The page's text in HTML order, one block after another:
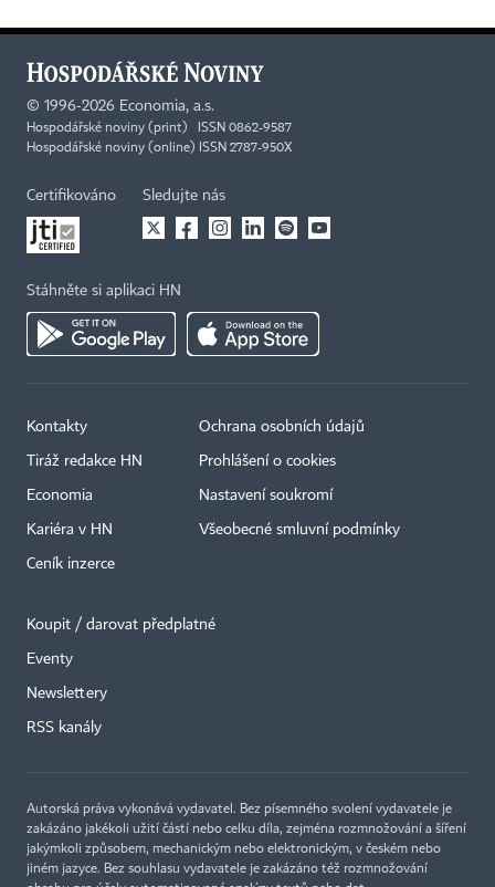
© 1996-2026 Economia, a.s.
Hospodářské noviny (print) ISSN 0862-9587
Hospodářské noviny (online) ISSN 2787-950X
Certifikováno Sledujte nás
Stáhněte si aplikaci HN
Kontakty
Tiráž redakce HN
Economia
Kariéra v HN
Ceník inzerce
Ochrana osobních údajů
Prohlášení o cookies
Nastavení soukromí
Všeobecné smluvní podmínky
Koupit / darovat předplatné
Eventy
Newslettery
RSS kanály
Autorská práva vykonává vydavatel. Bez písemného svolení vydavatele je
zakázáno jakékoli užití částí nebo celku díla, zejména rozmnožování a šíření
jakýmkoli způsobem, mechanickým nebo elektronickým, v českém nebo
jiném jazyce. Bez souhlasu vydavatele je zakázáno též rozmnožování